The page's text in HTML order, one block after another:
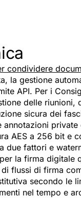
condividere
la gestione
API. Per i
delle riunioni,
sicura dei
private
AES a 256 bit e
due fattori e
la firma digitale
flussi di firma
secondo le
nel tempo e